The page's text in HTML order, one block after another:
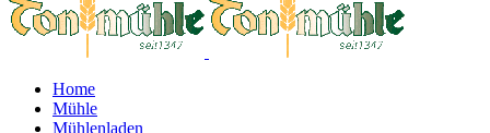
Home
Mühle
Mühlenladen